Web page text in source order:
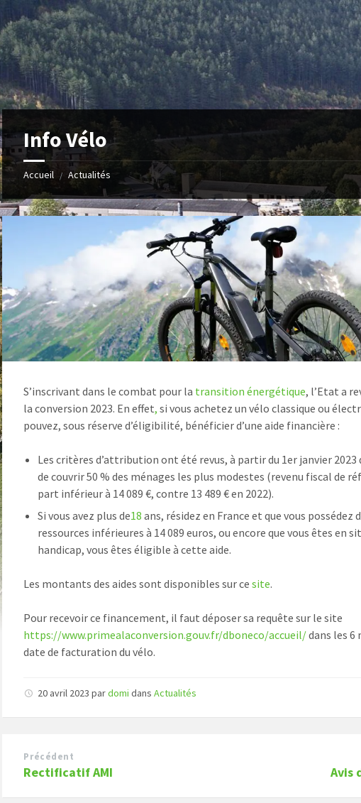
Info Vélo
Accueil / Actualités
S’inscrivant dans le combat pour la transition énergétique, l’Etat a
la conversion 2023. En effet, si vous achetez un vélo classique ou
pouvez, sous réserve d’éligibilité, bénéficier d’une aide financière :
Les critères d’attribution ont été revus, à partir du 1er janvier 2023
de couvrir 50 % des ménages les plus modestes (revenu fiscal de
part inférieur à 14 089 €, contre 13 489 € en 2022).
Si vous avez plus de18 ans, résidez en France et que vous possédez
ressources inférieures à 14 089 euros, ou encore que vous êtes en
handicap, vous êtes éligible à cette aide.
Les montants des aides sont disponibles sur cesite.
Pour recevoir ce financement, il faut déposer sa requête sur le site
https://www.primealaconversion.gouv.fr/dboneco/accueil/dans les 6
date de facturation du vélo.
20 avril 2023pardomi dansActualités
Précédent
Rectificatif AMI Avis